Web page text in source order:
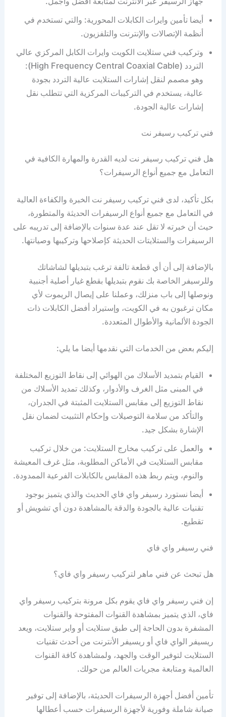
أيضا تأمين وايرات الكابلات المحورية: والتي تستخدم في
أنظمة الإتصالات والإنترنت والتلفزيون.
وتركيب فني ستلايت الكويت وايرات الكابل المركزي عالي
التردد (High Frequency Central Coaxial Cable):
وهو مصمم لنقل إشارات الستلايت عالية التردد بجودة
عالية، يستخدم في التركيبات المركزية التي تتطلب نقل
إشارات عالية الجودة.
فني تركيب رسيفر نت
هل فني تركيب رسيفر نت لديه القدرة والمهارة الكافية في
التعامل مع جميع أنواع الرسيفرات؟
بكل تأكيد، لدى فني تركيب رسيفر نت الخبرة والكفاءة العالية
في التعامل مع جميع أنواع الرسيفرات الحديثة والمتطورة،
حيث أن خبرته لا تقل عند عدة سنوات بالإضافة إلى تدريبه على
الرسيفرات والستلايتات الحديثة كإصلاحها وتركيبها وصيانتها.
بالإضافة إلى أن أي قطعة تالفة ترغب بتبديلها لشاشاتك
وللرسيفر الخاصة بك نقوم بتبديلها بقطع غيار أصلية أجنبية
ونوصلها إلى باب منزلك، وعملنا على إيصال الريموت لأي
مكان ترغبون به في الكويت، وإستيراد أفضل الكابلات ذات
الجودة الألمانية والأطوال المتعددة.
إليكم بعض من الخدمات التي نقدمها أيضا ما يلي:
القيام بتمديد الأسلاك من الهوائي إلى نقاط التوزيع المختلفة
في المبنى مثل الغرف والأدوار، وكذلك تمديد الأسلاك من
نقاط التوزيع إلى مقابس الستلايت المثبتة في الجدران،
والتأكد من سلامة التوصيلات وإحكام التثبيت لضمان نقل
الإشارة بشكل جيد.
والعمل على تركيب مخارج الستلايت: من خلال تركيب
مقابس الستلايت في الأماكن المطلوبة، مثل غرف المعيشة
والنوم، ويتم ربط هذه المقابس بالكابلات الفرعية الممدودة.
أيضا نستورد رسيفر واي فاي الحديث والذي يتميز بوجود
تقنيات عالية بالجودة والدقة بالمشاهدة دون أي تشويش أو
تقطيع.
فني رسيفر واي فاي
هل تبحث عن فني ماهر لتركيب رسيفر واي فاي؟
إن فني رسيفر واي فاي يقوم بكل مرونة بتركيب رسيفر واي
فاي، الذي يتميز بمشاهدة القنوات المفتوحة والقنوات
المشفرة بدون الحاجة إلى طبق ستلايت أو واير ستلايت، ويعد
ريسيفر الواي فاي أو ريسيفر الأنترنت من أحدث تقنيات
الستلايت لتوفير الوقت والجهد، ولمشاهدة كافة القنوات
العالمية ومتابعة مجريات العالم من حولك.
تأمين أفضل أجهزة الرسيفرات الحديثة، بالإضافة إلى توفير
صيانة شاملة وفورية لأجهزة الرسيفرات حسب أعطالها